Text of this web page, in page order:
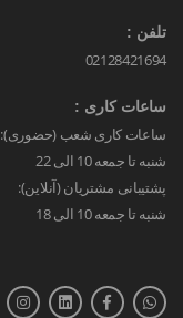
تلفن :
02128421694
ساعات کاری :
ساعات کاری شعب (حضوری):
شنبه تا جمعه 10 الی 22
پشتیبانی مشتریان (آنلاین):
شنبه تا جمعه 10 الی 18